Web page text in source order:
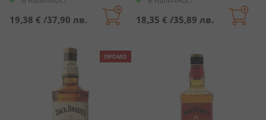
19,38 € /37,90 лв. 18,35 € /35,89 лв.
ПРОМО